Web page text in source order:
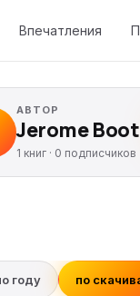
Впечатления
АВТОР
Jerome
1 книг · 0 подписчиков
году по